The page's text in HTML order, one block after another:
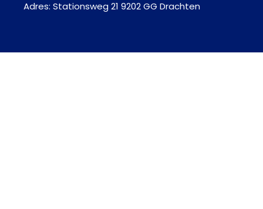
Adres: Stationsweg 21 9202 GG Drachten